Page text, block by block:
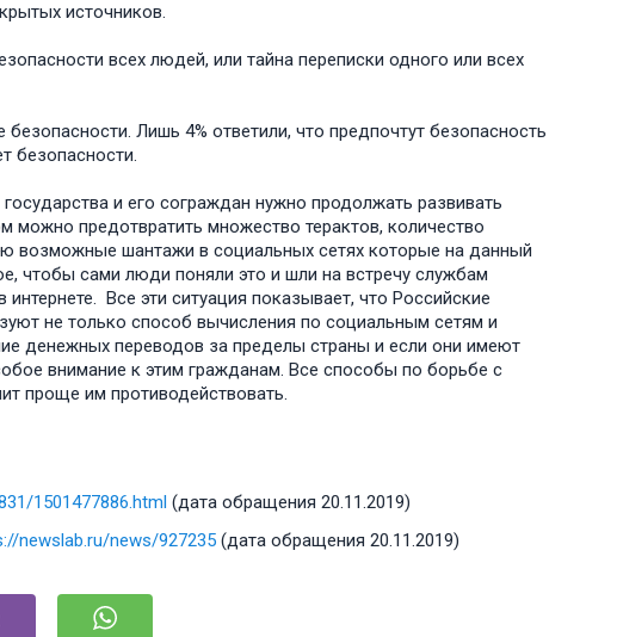
источников.
всех людей, или тайна переписки одного или всех
Лишь 4% ответили, что предпочтут безопасность
безопасности.
и его сограждан нужно продолжать развивать
можно предотвратить множество терактов, количество
возможные шантажи в социальных сетях которые на данный
чтобы сами люди поняли это и шли на встречу службам
Все эти ситуация показывает, что Российские
не только способ вычисления по социальным сетям и
денежных переводов за пределы страны и если они имеют
внимание к этим гражданам. Все способы по борьбе с
проще им противодействовать.
1501477886.html (дата обращения 20.11.2019)
newslab.ru/news/927235(дата обращения 20.11.2019)